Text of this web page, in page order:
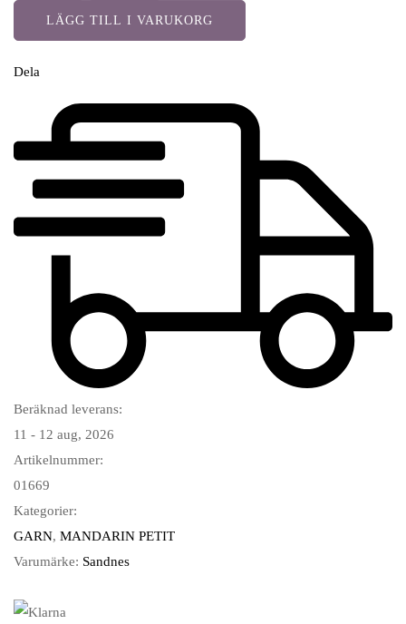
LÄGG TILL I VARUKORG
Dela
Beräknad leverans:
11 - 12 aug, 2026
Artikelnummer:
01669
Kategorier:
GARN, MANDARIN PETIT
Varumärke: Sandnes